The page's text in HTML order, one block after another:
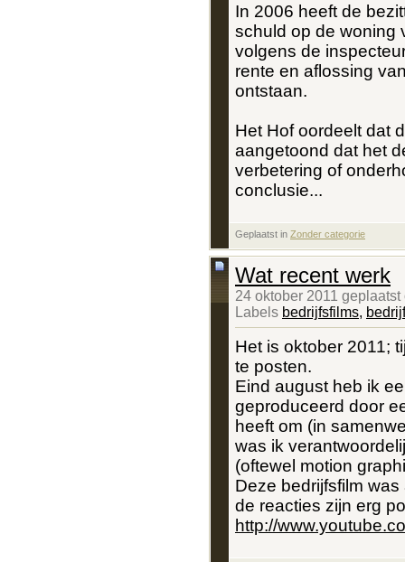
In 2006 heeft de
schuld op de woning
volgens de
rente en aflossing
ontstaan.
Het Hof oordeelt dat
aangetoond dat het
verbetering of
conclusie...
Geplaatst in Zonder categorie
Wat recent werk
24 oktober 2011
Labels bedrijfsfilms,
Het is oktober 2011;
te posten.
Eind august heb ik
geproduceerd door
heeft om (in
was ik
(oftewel motion
Deze bedrijfsfilm
de reacties zijn erg
http://